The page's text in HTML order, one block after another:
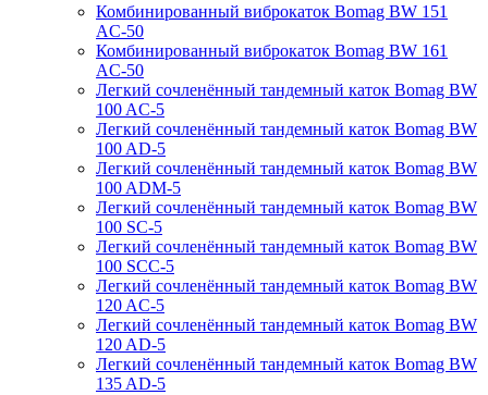
Комбинированный виброкаток Bomag BW 151
AC-50
Комбинированный виброкаток Bomag BW 161
AC-50
Легкий сочленённый тандемный каток Bomag BW
100 AC-5
Легкий сочленённый тандемный каток Bomag BW
100 AD-5
Легкий сочленённый тандемный каток Bomag BW
100 ADM-5
Легкий сочленённый тандемный каток Bomag BW
100 SC-5
Легкий сочленённый тандемный каток Bomag BW
100 SCC-5
Легкий сочленённый тандемный каток Bomag BW
120 AC-5
Легкий сочленённый тандемный каток Bomag BW
120 AD-5
Легкий сочленённый тандемный каток Bomag BW
135 AD-5